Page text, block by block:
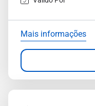
Mais informações